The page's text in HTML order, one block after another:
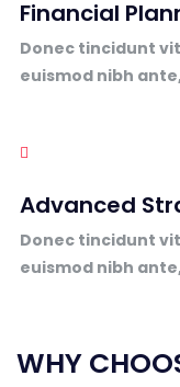
Financial
Donec tincidunt
euismod nibh
Advanced
Donec tincidunt
euismod nibh
WHY